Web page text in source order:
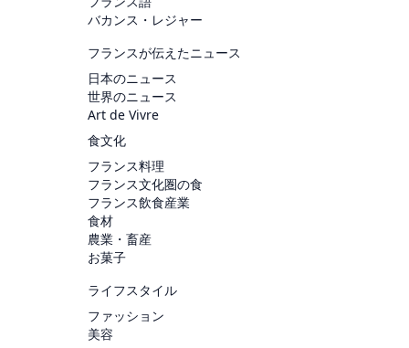
バカンス・レジャー
フランスが伝えたニュース
日本のニュース
世界のニュース
Art de Vivre
食文化
フランス料理
フランス文化圏の食
フランス飲食産業
食材
農業・畜産
お菓子
ライフスタイル
ファッション
美容